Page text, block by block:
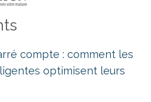
compte : comment les
optimisent leurs